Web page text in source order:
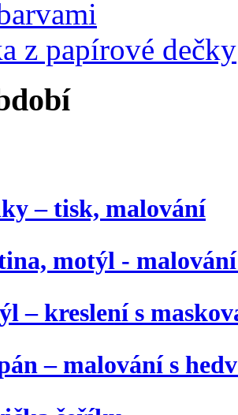
z papírové dečky
– tisk, malování
motýl -
– kreslení s
– malování s